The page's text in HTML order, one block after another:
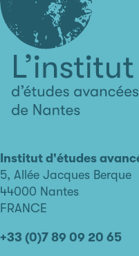
avancées
de
Nantes
Institut d'études
5, Allée Jacques Berque
44000 Nantes
FRANCE
+33 (0)7 89 09 20 65